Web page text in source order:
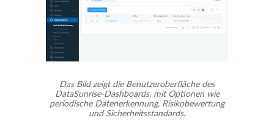
Das Bild zeigt die Benutzeroberfläche des
DataSunrise-Dashboards, mit Optionen wie
periodische Datenerkennung, Risikobewertung
und Sicherheitsstandards.